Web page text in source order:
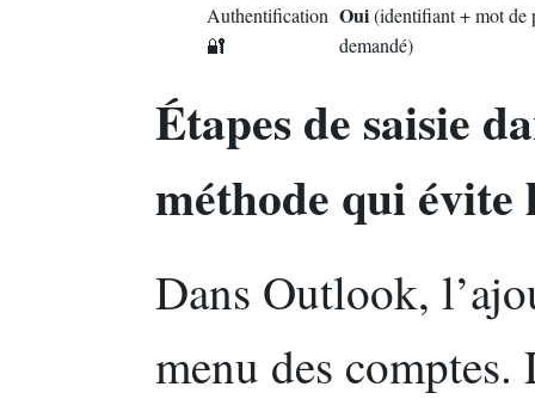
Authentification
🔐
Oui(identifiant + mot de
demandé)
Étapes de saisie
méthode qui évite
Dans Outlook,
menu des comptes.